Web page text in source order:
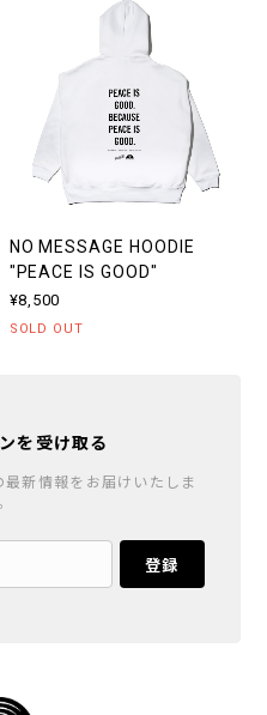
NO MESSAGE HOODIE
"PEACE IS GOOD"
¥8,500
SOLD OUT
を受け取る
新情報をお届けいたしま
登録